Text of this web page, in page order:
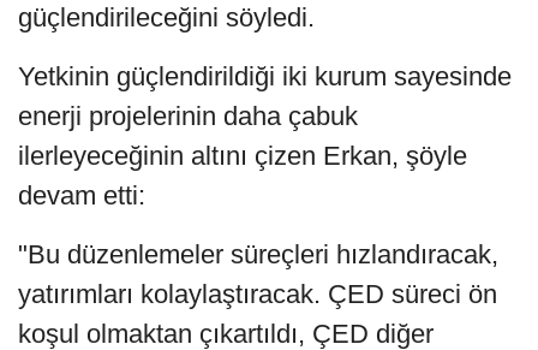
güçlendirileceğini söyledi.
Yetkinin güçlendirildiği iki kurum sayesinde
enerji projelerinin daha çabuk
ilerleyeceğinin altını çizen Erkan, şöyle
devam etti:
"Bu düzenlemeler süreçleri hızlandıracak,
yatırımları kolaylaştıracak. ÇED süreci ön
koşul olmaktan çıkartıldı, ÇED diğer